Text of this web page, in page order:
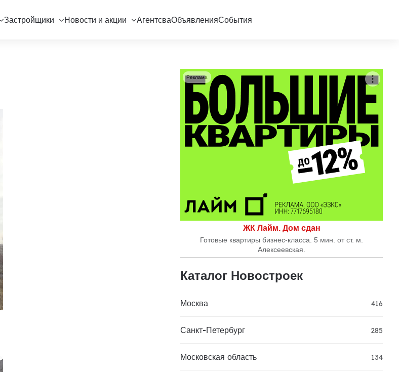
Застройщики Новости и акции АгентсваОбъявленияСобытия
ЖК Лайм. Дом сдан
Готовые квартиры бизнес-класса. 5 мин. от ст. м.
Алексеевская.
Реклама
Каталог Новостроек
Москва 416
Санкт-Петербург 285
Московская область 134